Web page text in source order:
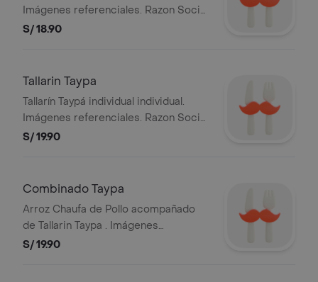
Imágenes referenciales. Razon Social:
ALERT DEL PERU S.A. y RUC:
S/ 18.90
Tallarin Taypa
Tallarín Taypá individual individual.
Imágenes referenciales. Razon Social:
ALERT DEL PERU S.A. y RUC:
S/ 19.90
Combinado Taypa
Arroz Chaufa de Pollo acompañado
de Tallarin Taypa . Imágenes
referenciales. Razon Social: ALERT
S/ 19.90